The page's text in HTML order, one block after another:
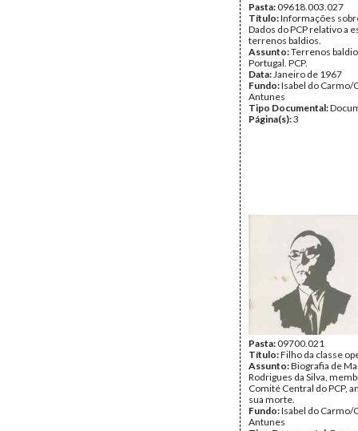
Pasta:09618.003.027
Título:Informações
Dados do PCP relativo a
terrenos baldios.
Assunto:Terrenos
Portugal. PCP.
Data:Janeiro de 1967
Fundo:Isabel do Carmo/
Antunes
Tipo Documental:
Página(s):3
Pasta:09700.021
Título:Filho da classe
Assunto:Biografia de
Rodrigues da Silva,
Comité Central do PCP,
sua morte.
Fundo:Isabel do Carmo/
Antunes